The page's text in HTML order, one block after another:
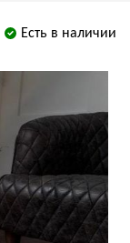
Есть в наличии